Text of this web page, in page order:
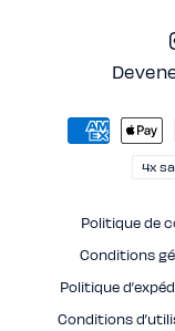
Moyens
paiement
4x
Politique de
Conditions
Politique
Conditions